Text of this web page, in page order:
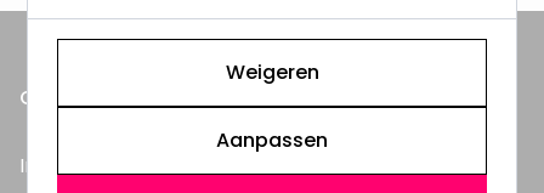
ONZE PRODUCTEN
Inbouwspots
Weigeren
Aanpassen